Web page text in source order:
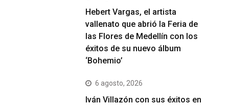
Hebert Vargas, el artista
vallenato que abrió la Feria de
las Flores de Medellín con los
éxitos de su nuevo álbum
‘Bohemio’
6 agosto, 2026
Iván Villazón con sus éxitos en